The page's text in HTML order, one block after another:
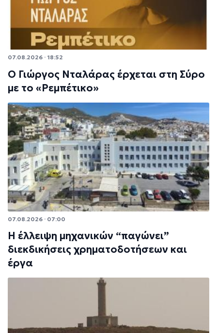
07.08.2026 · 18:52
Ο Γιώργος Νταλάρας έρχεται στη Σύρο
με το «Ρεμπέτικο»
07.08.2026 · 07:00
Η έλλειψη μηχανικών “παγώνει”
διεκδικήσεις χρηματοδοτήσεων και
έργα